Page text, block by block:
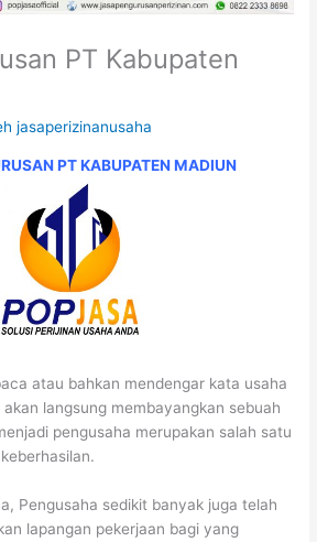
PT Kabupaten
jasaperizinanusaha
PTKABUPATENMADIUN
atau bahkan mendengar kata usaha
langsung membayangkan sebuah
pengusaha merupakan salah satu
Pengusaha sedikit banyak juga telah
lapangan pekerjaan bagi yang